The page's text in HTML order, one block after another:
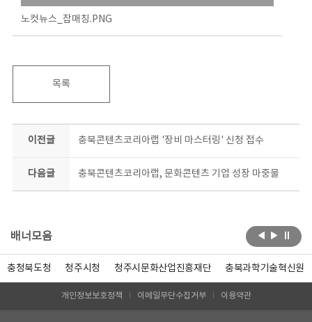
노컷뉴스_잡매칭.PNG
목록
이전글 충북콘텐츠코리아랩 '장비 마스터링' 신청 접수
다음글 충북콘텐츠코리아랩, 문화콘텐츠 기업 성장 마중물
배너모음
충청북도청 청주시청 청주시문화산업진흥재단 충북과학기술혁신원
개인정보보호정책 이메일무단수집거부 이용약관